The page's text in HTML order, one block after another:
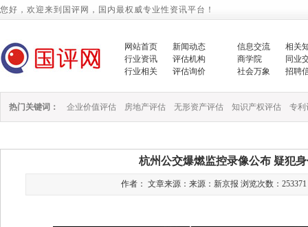
您好，欢迎来到国评网，国内最权威专业性资讯平台！
网站首页
新闻动态
行业资讯
评估机构
行业相关
评估询价
信息交流
相关
商学院
同业
社会万象
招聘
热门关键词： 企业价值评估 房地产评估 无形资产评估 知识产权评估 专利
杭州公交爆燃监控录像公布 疑犯
作者： 文章来源：来源：新京报 浏览次数：